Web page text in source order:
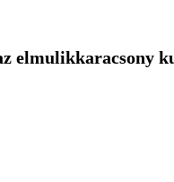
elmulikkaracsony